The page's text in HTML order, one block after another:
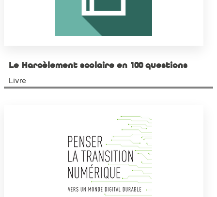
Le Harcèlement scolaire en 100 questions
Livre